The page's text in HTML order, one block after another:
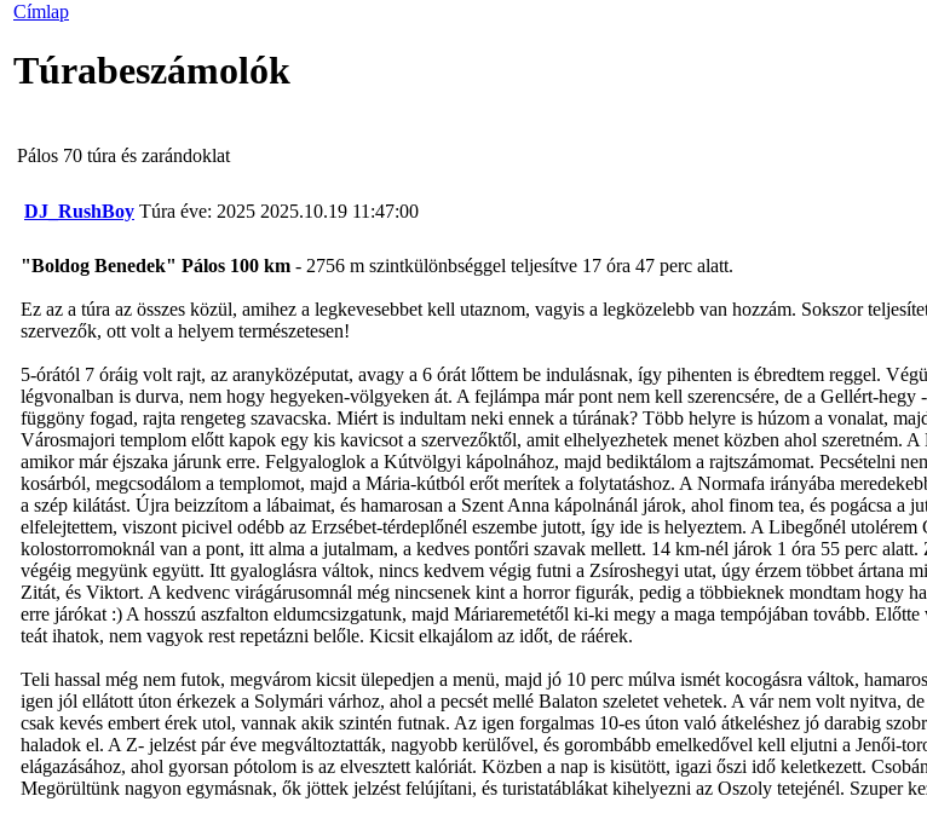
Címlap
Túrabeszámolók
Pálos 70 túra és zarándoklat
DJ_RushBoy Túra éve: 2025 2025.10.19 11:47:00
"Boldog Benedek" Pálos 100 km - 2756 m szintkülönbséggel teljesítve 17 óra 47 perc alatt.
Ez az a túra az összes közül, amihez a legkevesebbet kell utaznom, vagyis a legközelebb van hozzám. Sokszor
szervezők, ott volt a helyem természetesen!
5-órától 7 óráig volt rajt, az aranyközéputat, avagy a 6 órát lőttem be indulásnak, így pihenten is ébredtem reggel.
légvonalban is durva, nem hogy hegyeken-völgyeken át. A fejlámpa már pont nem kell szerencsére, de a Gellért-
függöny fogad, rajta rengeteg szavacska. Miért is indultam neki ennek a túrának? Több helyre is húzom a vonalat,
Városmajori templom előtt kapok egy kis kavicsot a szervezőktől, amit elhelyezhetek menet közben ahol szeretném.
amikor már éjszaka járunk erre. Felgyaloglok a Kútvölgyi kápolnához, majd bediktálom a rajtszámomat. Pecsételni
kosárból, megcsodálom a templomot, majd a Mária-kútból erőt merítek a folytatáshoz. A Normafa irányába
a szép kilátást. Újra beizzítom a lábaimat, és hamarosan a Szent Anna kápolnánál járok, ahol finom tea, és pogácsa a
elfelejtettem, viszont picivel odébb az Erzsébet-térdeplőnél eszembe jutott, így ide is helyeztem. A Libegőnél
kolostorromoknál van a pont, itt alma a jutalmam, a kedves pontőri szavak mellett. 14 km-nél járok 1 óra 55 perc
végéig megyünk együtt. Itt gyaloglásra váltok, nincs kedvem végig futni a Zsíroshegyi utat, úgy érzem többet ártana
Zitát, és Viktort. A kedvenc virágárusomnál még nincsenek kint a horror figurák, pedig a többieknek mondtam hogy
erre járókat :) A hosszú aszfalton eldumcsizgatunk, majd Máriaremetétől ki-ki megy a maga tempójában tovább.
teát ihatok, nem vagyok rest repetázni belőle. Kicsit elkajálom az időt, de ráérek.
Teli hassal még nem futok, megvárom kicsit ülepedjen a menü, majd jó 10 perc múlva ismét kocogásra váltok,
igen jól ellátott úton érkezek a Solymári várhoz, ahol a pecsét mellé Balaton szeletet vehetek. A vár nem volt nyitva,
csak kevés embert érek utol, vannak akik szintén futnak. Az igen forgalmas 10-es úton való átkeléshez jó darabig
haladok el. A Z- jelzést pár éve megváltoztatták, nagyobb kerülővel, és gorombább emelkedővel kell eljutni a Jenői-
elágazásához, ahol gyorsan pótolom is az elvesztett kalóriát. Közben a nap is kisütött, igazi őszi idő keletkezett.
Megörültünk nagyon egymásnak, ők jöttek jelzést felújítani, és turistatáblákat kihelyezni az Oszoly tetejénél. Szuper